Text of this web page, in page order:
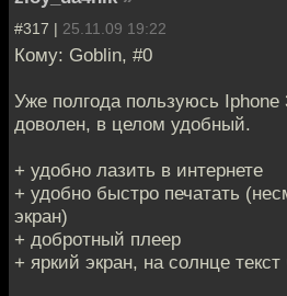
#317 | 25.11.09 19:22
Кому: Goblin, #0
Уже полгода пользуюсь Iphone
доволен, в целом удобный.
+ удобно лазить в интернете
+ удобно быстро печатать
экран)
+ добротный плеер
+ яркий экран, на солнце